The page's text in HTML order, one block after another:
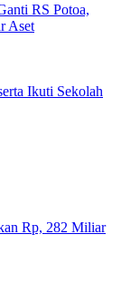
RS Potoa,
Aset
Ikuti Sekolah
Rp, 282 Miliar